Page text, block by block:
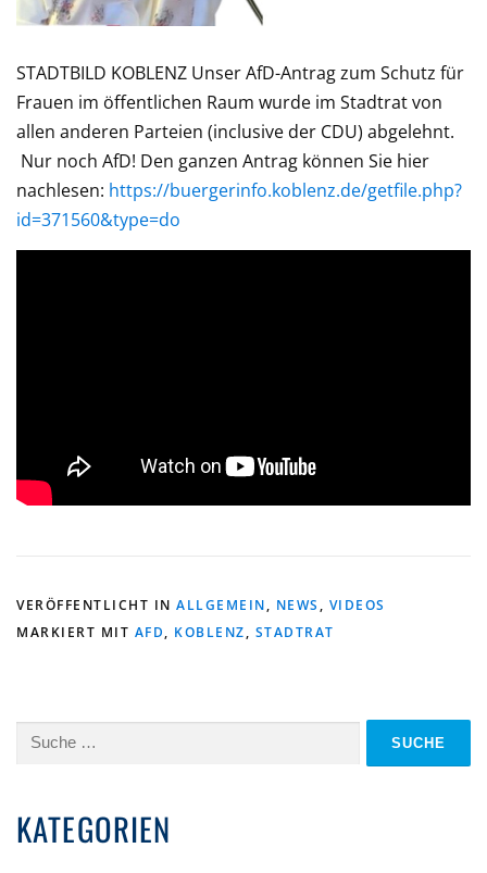
STADTBILD KOBLENZ Unser AfD-Antrag zum Schutz für
Frauen im öffentlichen Raum wurde im Stadtrat von
allen anderen Parteien (inclusive der CDU) abgelehnt.
Nur noch AfD! Den ganzen Antrag können Sie hier
nachlesen: https://buergerinfo.koblenz.de/getfile.php?
id=371560&type=do
VERÖFFENTLICHT IN ALLGEMEIN, NEWS, VIDEOS
MARKIERT MIT AFD, KOBLENZ, STADTRAT
Suche
KATEGORIEN